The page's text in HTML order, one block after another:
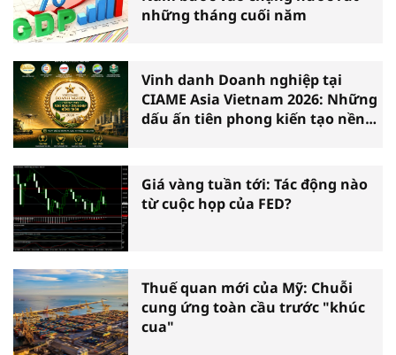
những tháng cuối năm
Vinh danh Doanh nghiệp tại
CIAME Asia Vietnam 2026: Những
dấu ấn tiên phong kiến tạo nền
Giá vàng tuần tới: Tác động nào
từ cuộc họp của FED?
Thuế quan mới của Mỹ: Chuỗi
cung ứng toàn cầu trước "khúc
cua"